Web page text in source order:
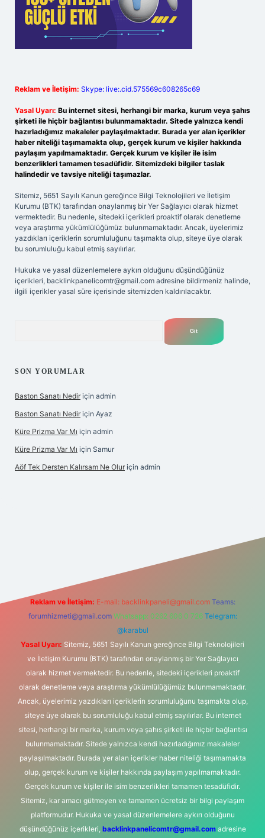
Reklam ve İletişim: Skype: live:.cid.575569c608265c69
Yasal Uyarı: Bu internet sitesi, herhangi bir marka, kurum veya şahıs
şirketi ile hiçbir bağlantısı bulunmamaktadır. Sitede yalnızca kendi
hazırladığımız makaleler paylaşılmaktadır. Burada yer alan içerikler
haber niteliği taşımamakta olup, gerçek kurum ve kişiler hakkında
paylaşım yapılmamaktadır. Gerçek kurum ve kişiler ile isim
benzerlikleri tamamen tesadüfidir. Sitemizdeki bilgiler taslak
halindedir ve tavsiye niteliği taşımazlar.
Sitemiz, 5651 Sayılı Kanun gereğince Bilgi Teknolojileri ve İletişim
Kurumu (BTK) tarafından onaylanmış bir Yer Sağlayıcı olarak hizmet
vermektedir. Bu nedenle, sitedeki içerikleri proaktif olarak denetleme
veya araştırma yükümlülüğümüz bulunmamaktadır. Ancak, üyelerimiz
yazdıkları içeriklerin sorumluluğunu taşımakta olup, siteye üye olarak
bu sorumluluğu kabul etmiş sayılırlar.
Hukuka ve yasal düzenlemelere aykırı olduğunu düşündüğünüz
içerikleri, backlinkpanelicomtr@gmail.com adresine bildirmeniz halinde,
ilgili içerikler yasal süre içerisinde sitemizden kaldırılacaktır.
SON YORUMLAR
Baston Sanatı Nedir için admin
Baston Sanatı Nedir için Ayaz
Küre Prizma Var Mı için admin
Küre Prizma Var Mı için Samur
Aöf Tek Dersten Kalırsam Ne Olur için admin
Reklam ve İletişim: E-mail: backlinkpaneli@gmail.com Teams:
forumhizmeti@gmail.com Whatsapp: 0262 606 0 726 Telegram:
@karabul
Yasal Uyarı: Sitemiz, 5651 Sayılı Kanun gereğince Bilgi Teknolojileri
ve İletişim Kurumu (BTK) tarafından onaylanmış bir Yer Sağlayıcı
olarak hizmet vermektedir. Bu nedenle, sitedeki içerikleri proaktif
olarak denetleme veya araştırma yükümlülüğümüz bulunmamaktadır.
Ancak, üyelerimiz yazdıkları içeriklerin sorumluluğunu taşımakta olup,
siteye üye olarak bu sorumluluğu kabul etmiş sayılırlar. Bu internet
sitesi, herhangi bir marka, kurum veya şahıs şirketi ile hiçbir bağlantısı
bulunmamaktadır. Sitede yalnızca kendi hazırladığımız makaleler
paylaşılmaktadır. Burada yer alan içerikler haber niteliği taşımamakta
olup, gerçek kurum ve kişiler hakkında paylaşım yapılmamaktadır.
Gerçek kurum ve kişiler ile isim benzerlikleri tamamen tesadüfidir.
Sitemiz, kar amacı gütmeyen ve tamamen ücretsiz bir bilgi paylaşım
platformudur. Hukuka ve yasal düzenlemelere aykırı olduğunu
düşündüğünüz içerikleri, backlinkpanelicomtr@gmail.comadresine